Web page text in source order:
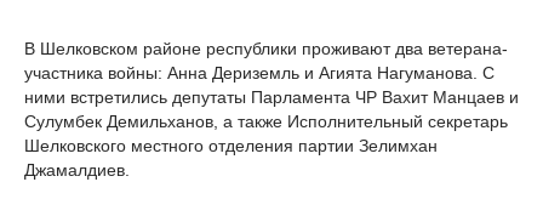
В Шелковском районе республики проживают два ветерана-
участника войны: Анна Дериземль и Агията Нагуманова. С
ними встретились депутаты Парламента ЧР Вахит Манцаев и
Сулумбек Демильханов, а также Исполнительный секретарь
Шелковского местного отделения партии Зелимхан
Джамалдиев.